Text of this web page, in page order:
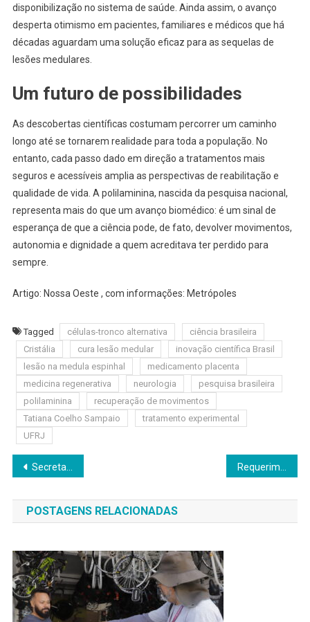
disponibilização no sistema de saúde. Ainda assim, o avanço
desperta otimismo em pacientes, familiares e médicos que há
décadas aguardam uma solução eficaz para as sequelas de
lesões medulares.
Um futuro de possibilidades
As descobertas científicas costumam percorrer um caminho
longo até se tornarem realidade para toda a população. No
entanto, cada passo dado em direção a tratamentos mais
seguros e acessíveis amplia as perspectivas de reabilitação e
qualidade de vida. A polilaminina, nascida da pesquisa nacional,
representa mais do que um avanço biomédico: é um sinal de
esperança de que a ciência pode, de fato, devolver movimentos,
autonomia e dignidade a quem acreditava ter perdido para
sempre.
Artigo: Nossa Oeste , com informações: Metrópoles
Tagged células-tronco alternativa
ciência brasileira
Cristália
cura lesão medular
inovação científica Brasil
lesão na medula espinhal
medicamento placenta
medicina regenerativa
neurologia
pesquisa brasileira
polilaminina
recuperação de movimentos
Tatiana Coelho Sampaio
tratamento experimental
UFRJ
Navegação
de
Post
Secretaria de Educação de Santana de Parnaíba apresenta práticas pedagógicas exitosas em colégios municipais Requerimento indica implantação de mais rotas de acesso para ligação do Jardim Alvorada ao Centro de Jandira
POSTAGENS RELACIONADAS